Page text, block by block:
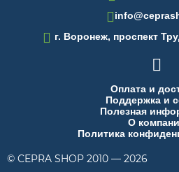
 г. Воронеж, проспект

Оплата и
Поддержка и
Полезная
О
Политика
© CEPRA SHOP 2010 — 2026